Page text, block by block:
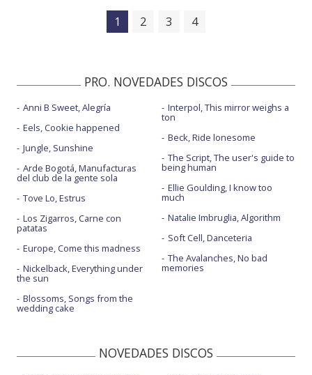
1 2 3 4
PRO. NOVEDADES DISCOS
Anni B Sweet, Alegría
Eels, Cookie happened
Jungle, Sunshine
Arde Bogotá, Manufacturas
del club de la gente sola
Tove Lo, Estrus
Los Zigarros, Carne con
patatas
Europe, Come this madness
Nickelback, Everything under
the sun
Blossoms, Songs from the
wedding cake
Interpol, This mirror weighs a
ton
Beck, Ride lonesome
The Script, The user's guide to
being human
Ellie Goulding, I know too
much
Natalie Imbruglia, Algorithm
Soft Cell, Danceteria
The Avalanches, No bad
memories
NOVEDADES DISCOS